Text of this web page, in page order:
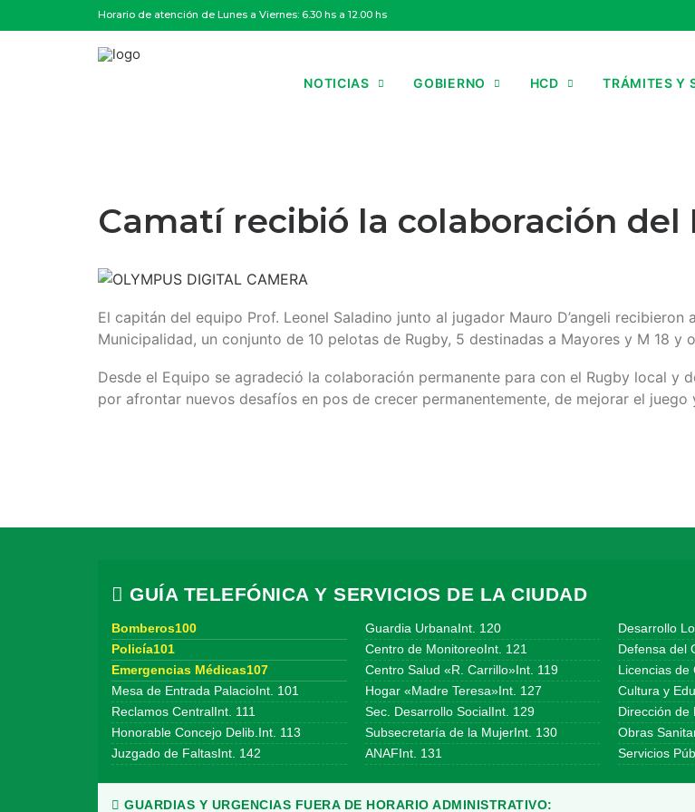
Horario de atención de Lunes a Viernes: 6.30 hs a 12.00 hs
NOTICIAS GOBIERNO HCD TRÁMITES Y
Camatí recibió la colaboración del
El capitán del equipo Prof. Leonel Saladino junto al jugador Mauro D’angeli
Municipalidad, un conjunto de 10 pelotas de Rugby, 5 destinadas a Mayores y M 18 y
Desde el Equipo se agradeció la colaboración permanente para con el Rugby local y
por afrontar nuevos desafíos en pos de crecer permanentemente, de mejorar el
GUÍA TELEFÓNICA Y SERVICIOS DE LA CIUDAD
Bomberos100
Policía101
Emergencias Médicas107
Mesa de Entrada PalacioInt. 101
Reclamos CentralInt. 111
Honorable Concejo Delib.Int. 113
Juzgado de FaltasInt. 142
Guardia UrbanaInt. 120
Centro de MonitoreoInt. 121
Centro Salud «R. Carrillo»Int. 119
Hogar «Madre Teresa»Int. 127
Sec. Desarrollo SocialInt. 129
Subsecretaría de la MujerInt. 130
ANAFInt. 131
Desarrollo
Defensa del
Licencias de
Cultura y
Dirección de
Obras
Servicios
GUARDIAS Y URGENCIAS FUERA DE HORARIO ADMINISTRATIVO: